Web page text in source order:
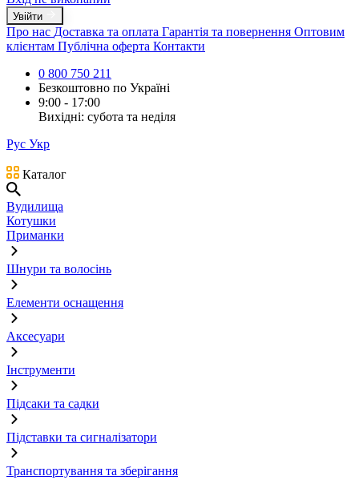
Увійти
Про нас Доставка та оплата Гарантія та повернення Оптовим
клієнтам Публічна оферта Контакти
0 800 750 211
Безкоштовно по Україні
9:00 - 17:00
Вихідні: субота та неділя
Рус Укр
Каталог
Вудилища
Котушки
Приманки
Шнури та волосінь
Елементи оснащення
Аксесуари
Інструменти
Підсаки та садки
Підставки та сигналізатори
Транспортування та зберігання